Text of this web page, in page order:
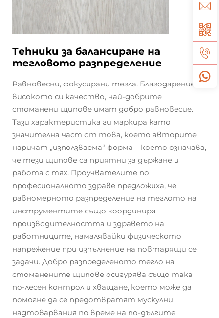
Тehники за балансиране на
тегловото разпределение
Равновесни, фокусирани тегла. Благодарение на
високото си качество, най-добрите
стоманени щипове имат добро равновесие.
Тази характеристика ги маркира като
значителна част от това, което авторите
наричат „използваема“ форма – което означава,
че тези щипове са приятни за държане и
работа с тях. Проучвателите по
професионалното здраве предложиха, че
равномерното разпределение на теглото на
инструментите също координира
производителността и здравето на
работниците, намалявайки физическото
напрежение при изпълнение на повтарящи се
задачи. Добро разпределеното тегло на
стоманените щипове осигурява също така
по-лесен контрол и хващане, което може да
помогне да се предотвратят мускулни
надтоварвания по време на по-дългите